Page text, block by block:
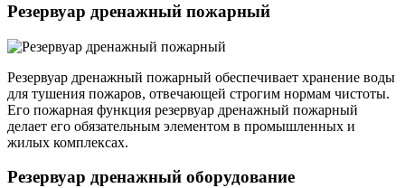
Резервуар дренажный пожарный
Резервуар дренажный пожарный обеспечивает хранение воды
для тушения пожаров, отвечающей строгим нормам чистоты.
Его пожарная функция резервуар дренажный пожарный
делает его обязательным элементом в промышленных и
жилых комплексах.
Резервуар дренажный оборудование